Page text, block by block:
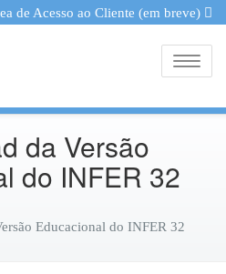
de Acesso ao Cliente (em breve)
da Versão
do INFER 32
Educacional do INFER 32